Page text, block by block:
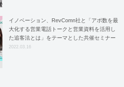
イノベーション、RevComn社と「アポ数を最
大化する営業電話トークと営業資料を活用し
た追客法とは」をテーマとした共催セミナー
を開催！
2022.03.16